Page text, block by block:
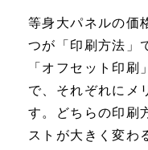
等身大パネルの価
つが「印刷方法」
「オフセット印
で、それぞれにメ
す。どちらの印刷
ストが大きく変わ